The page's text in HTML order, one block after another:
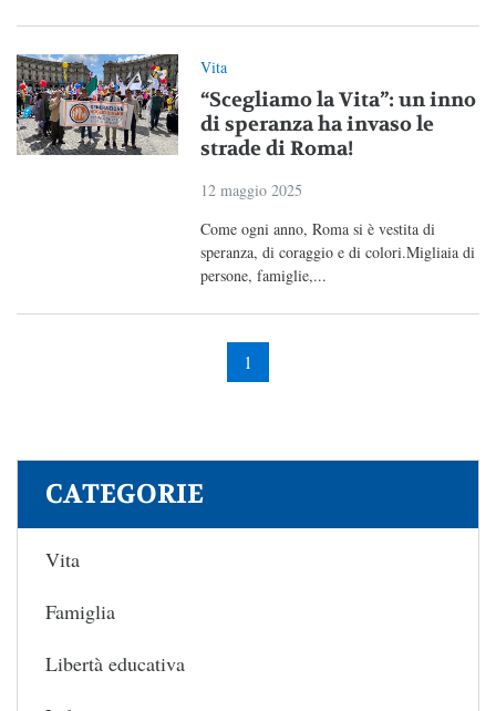
Vita
“Scegliamo la Vita”: un inno
di speranza ha invaso le
strade di Roma!
12 maggio 2025
Come ogni anno, Roma si è vestita di
speranza, di coraggio e di colori.Migliaia di
persone, famiglie,...
1
CATEGORIE
Vita
Famiglia
Libertà educativa